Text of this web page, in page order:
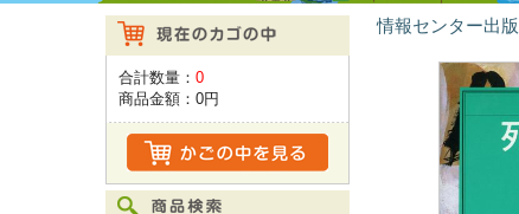
合計数量： 0
商品金額： 0円
情報センター出